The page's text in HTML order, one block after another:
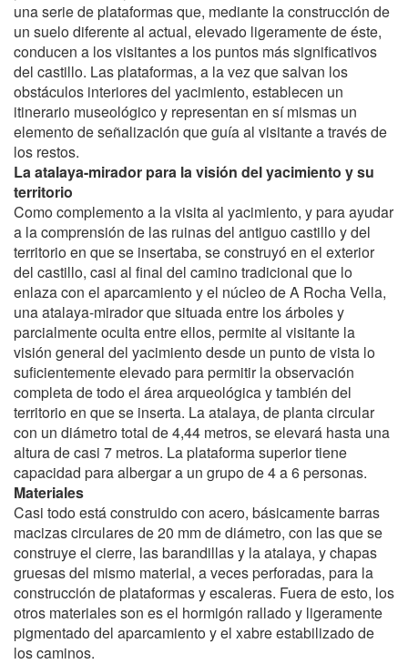
una serie de plataformas que, mediante la construcción de
un suelo diferente al actual, elevado ligeramente de éste,
conducen a los visitantes a los puntos más significativos
del castillo. Las plataformas, a la vez que salvan los
obstáculos interiores del yacimiento, establecen un
itinerario museológico y representan en sí mismas un
elemento de señalización que guía al visitante a través de
los restos.
La atalaya-mirador para la visión del yacimiento y su
territorio
Como complemento a la visita al yacimiento, y para ayudar
a la comprensión de las ruinas del antiguo castillo y del
territorio en que se insertaba, se construyó en el exterior
del castillo, casi al final del camino tradicional que lo
enlaza con el aparcamiento y el núcleo de A Rocha Vella,
una atalaya-mirador que situada entre los árboles y
parcialmente oculta entre ellos, permite al visitante la
visión general del yacimiento desde un punto de vista lo
suficientemente elevado para permitir la observación
completa de todo el área arqueológica y también del
territorio en que se inserta. La atalaya, de planta circular
con un diámetro total de 4,44 metros, se elevará hasta una
altura de casi 7 metros. La plataforma superior tiene
capacidad para albergar a un grupo de 4 a 6 personas.
Materiales
Casi todo está construido con acero, básicamente barras
macizas circulares de 20 mm de diámetro, con las que se
construye el cierre, las barandillas y la atalaya, y chapas
gruesas del mismo material, a veces perforadas, para la
construcción de plataformas y escaleras. Fuera de esto, los
otros materiales son es el hormigón rallado y ligeramente
pigmentado del aparcamiento y el xabre estabilizado de
los caminos.